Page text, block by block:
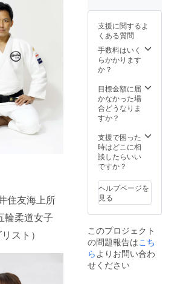
住友海上所
輪柔道女子
スト）
商業利
用（公
式HPな
ど）は
じめ、
一般メ
（試合
中継、
テレ
どに使
用する
場合が
ありま
前にご
承諾の
上ご参
加くだ
致しま
開催日
時はご
相談さ
せてい
ただき
※野村と
マネー
ジャー
の交通
によっ
ては宿
泊費)は
別途実
意お願
い致し
ます。
支援に関するよ
くある質問
手数料はいく
らかかります
か？
目標金額に届
かなかった場
合どうなりま
すか？
支援で困った
時はどこに相
談したらいい
ですか？
ヘルプページを
見る
このプロジェクト
の問題報告はこち
ら よりお問い合わ
せください